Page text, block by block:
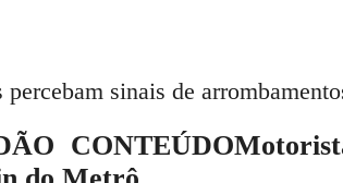
sinais de
CONTEÚDO